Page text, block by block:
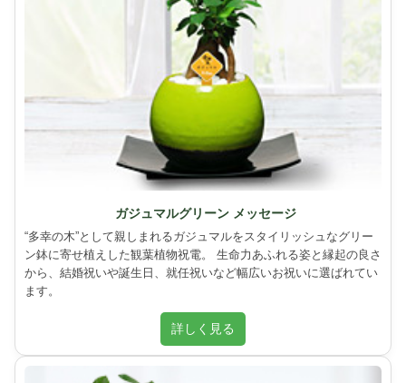
ガジュマルグリーン メッセージ
“多幸の木”として親しまれるガジュマルをスタイリッシュなグリー
ン鉢に寄せ植えした観葉植物祝電。 生命力あふれる姿と縁起の良さ
から、結婚祝いや誕生日、就任祝いなど幅広いお祝いに選ばれてい
ます。
詳しく見る